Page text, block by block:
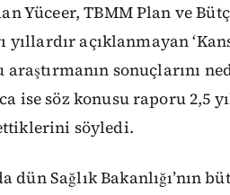
Yüceer, TBMM Plan ve
yıllardır açıklanmayan
sonuçlarını
ise söz konusu raporu 2,5
söyledi.
dün Sağlık Bakanlığı’nın